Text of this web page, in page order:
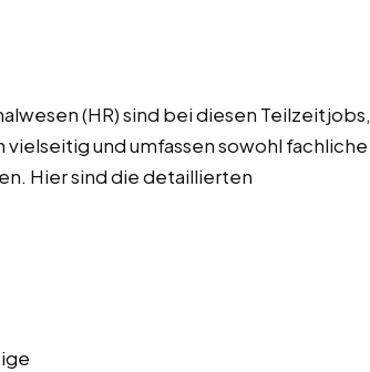
(HR) sind bei diesen Teilzeitjobs,
und umfassen sowohl fachliche
Hier sind die detaillierten